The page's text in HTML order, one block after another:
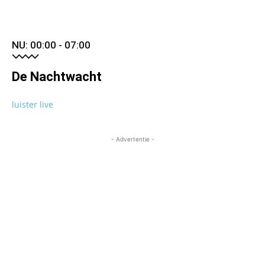
NU: 00:00 - 07:00
De Nachtwacht
luister live
- Advertentie -